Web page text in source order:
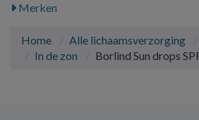
Merken
Home Alle lichaamsverzorging
In de zon
Borlind Sun drops